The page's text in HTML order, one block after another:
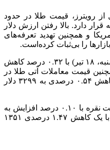
از رویترز، قیمت طلا در حدود
دارد. بالا رفتن ارزش دلار
و همچنین تهدید تعرفه‌های
را بی‌ثبات کرده‌است.
قیمت هر اونس طلا امروز (چهارشنبه، ۱۸ تیر) با ۰.۳۲ درصد کاهش
رسید. همچنین قیمت معاملات آتی طلا در
نیویورک هم با یک کاهش ۰.۵۴ درصدی به ۳۲۹۹ دلار
در میان سایر فلزات گران‌بها، قیمت نقره با ۰.۱۰ درصد افزایش به
۳۶ دلار و ۷۸ سنت رسید و پلاتین با یک کاهش ۱.۴۷ درصدی ۱۳۵۱